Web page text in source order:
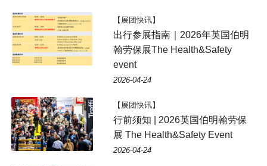
【展团快讯】
出行参展指南｜2026年英国伯明
翰劳保展The Health&Safety
event
2026-04-24
【展团快讯】
行前须知 | 2026英国伯明翰劳保
展 The Health&Safety Event
2026-04-24